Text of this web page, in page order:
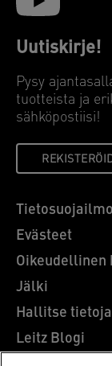
Uutiskirje!
Pysy
tuotteista ja
sähköpostiisi!
Evästeet
Oikeudellinen
Jälki
Hallitse
Leitz Blogi